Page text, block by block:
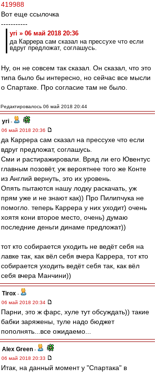
419988
Вот еще ссылочка
-----------
yri » 06 май 2018 20:36
да Каррера сам сказал на прессухе что если
вдруг предложат, соглашусь.
Ну, он не совсем так сказал. Он сказал, что это
типа было бы интересно, но сейчас все мысли
о Спартаке. Про согласие там не было.
Редактировалось 06 май 2018 20:44
yri -
06 май 2018 20:36
да Каррера сам сказал на прессухе что если
вдруг предложат, соглашусь.
Сми и растиражировали. Вряд ли его Ювентус
главным позовёт, уж вероятнее того же Конте
из Англий вернуть, это их уровень.
Опять пытаются нашу лодку раскачать, уж
прям уже и не знают как)) Про Пилипчука не
помогло. теперь Каррера у них уходит) очень
хоятя кони второе место, очень) думаю
последние деньги динаме предложат))
тот кто собирается уходить не ведёт себя на
лавке так, как вёл себя вчера Каррера, тот кто
собирается уходить ведёт себя так, как вёл
себя вчера Манчини))
Tirox -
06 май 2018 20:34
Парни, это ж фарс, хуле тут обсуждать)) такие
бабки заряжены, туле надо бюджет
пополнять...все ожидаемо...
Alex Green -
06 май 2018 20:33
Итак, на данный момент у "Спартака" в